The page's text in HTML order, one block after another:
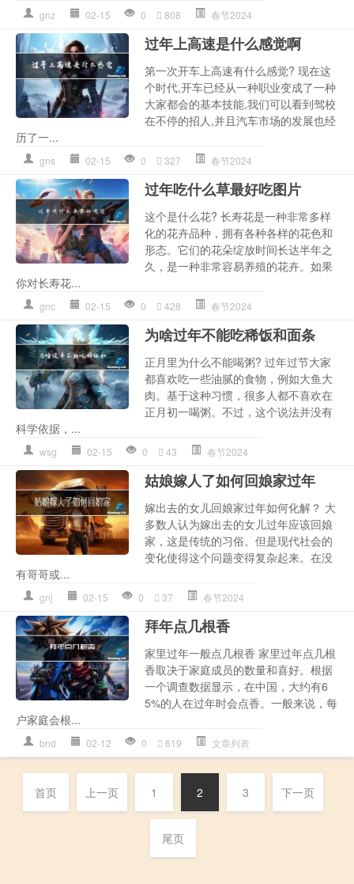
gnz 02-15 0 808 春节2024
过年上高速是什么感觉啊
第一次开车上高速有什么感觉? 现在这
个时代,开车已经从一种职业变成了一种
大家都会的基本技能,我们可以看到驾校
在不停的招人,并且汽车市场的发展也经
历了一...
gns 02-15 0 327 春节2024
过年吃什么草最好吃图片
这个是什么花? 长寿花是一种非常多样
化的花卉品种，拥有各种各样的花色和
形态。它们的花朵绽放时间长达半年之
久，是一种非常容易养殖的花卉。如果
你对长寿花...
gnc 02-15 0 428 春节2024
为啥过年不能吃稀饭和面条
正月里为什么不能喝粥? 过年过节大家
都喜欢吃一些油腻的食物，例如大鱼大
肉。基于这种习惯，很多人都不喜欢在
正月初一喝粥。不过，这个说法并没有
科学依据，...
wsg 02-15 0 43 春节2024
姑娘嫁人了如何回娘家过年
嫁出去的女儿回娘家过年如何化解？ 大
多数人认为嫁出去的女儿过年应该回娘
家，这是传统的习俗。但是现代社会的
变化使得这个问题变得复杂起来。在没
有哥哥或...
gnj 02-15 0 37 春节2024
拜年点几根香
家里过年一般点几根香 家里过年点几根
香取决于家庭成员的数量和喜好。根据
一个调查数据显示，在中国，大约有6
5%的人在过年时会点香。一般来说，每
户家庭会根...
bnd 02-12 0 619 文章列表
首页 上一页 1 2 3 下一页
尾页